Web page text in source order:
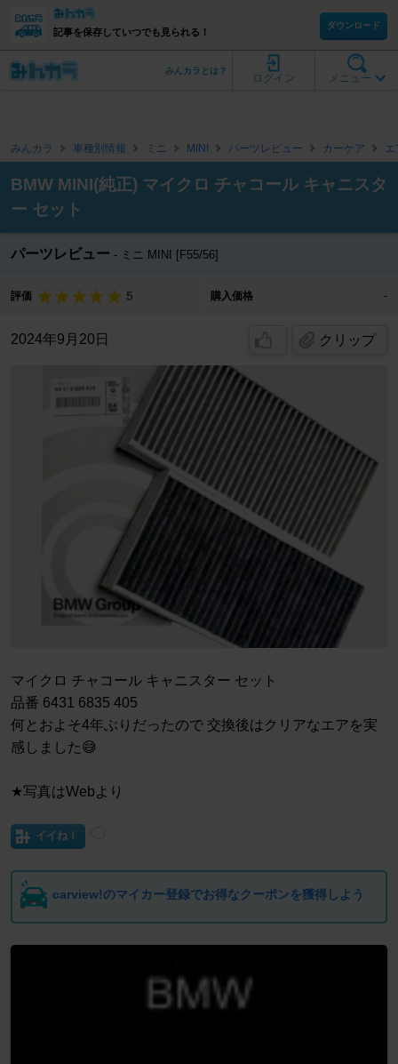
記事を保存していつでも見られる！
ダウンロード
メニュー
ログイン
みんカラとは？
みんカラ 車種別情報 ミニ MINI パーツレビュー カーケア エ
BMW MINI(純正) マイクロ チャコール キャニスタ
ー セット
パーツレビュー ミニ MINI [F55/56]
評価 5 購入価格 -
2024年9月20日 クリップ
マイクロ チャコール キャニスター セット
品番 6431 6835 405
何とおよそ4年ぶりだったので 交換後はクリアなエアを実
感しました😅
★写真はWebより
イイね！
carview!のマイカー登録でお得なクーポンを獲得しよう